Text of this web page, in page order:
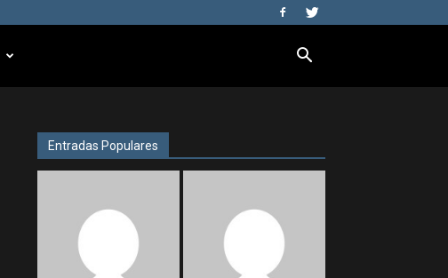
Entradas Populares